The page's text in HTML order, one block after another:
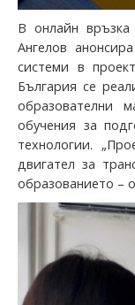
В онлайн връзка
Ангелов
системи в
България се
образователни
обучения за
технологии.
двигател за
образованието –